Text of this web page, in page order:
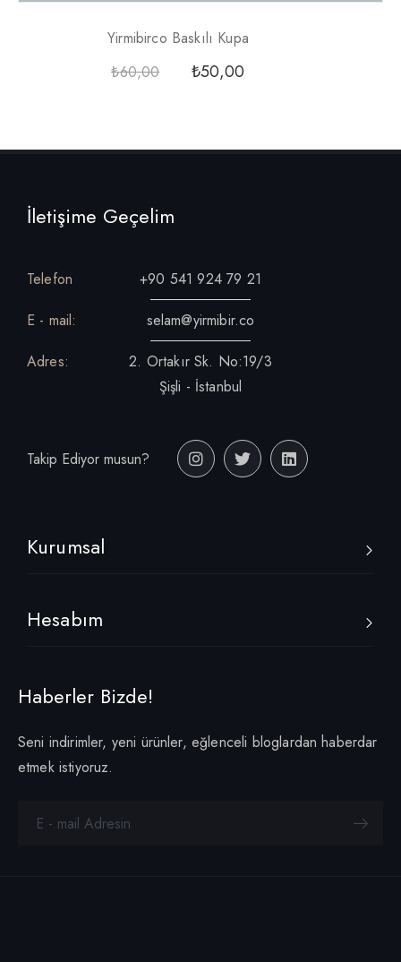
Yirmibirco Baskılı Kupa
₺60,00 ₺50,00
İletişime Geçelim
Telefon
+90 541 924 79 21
E - mail:
selam@yirmibir.co
Adres:
2. Ortakır Sk. No:19/3
Şişli - İstanbul
Takip Ediyor musun?
Kurumsal
Hesabım
Haberler Bizde!
Seni indirimler, yeni ürünler, eğlenceli bloglardan haberdar
etmek istiyoruz.